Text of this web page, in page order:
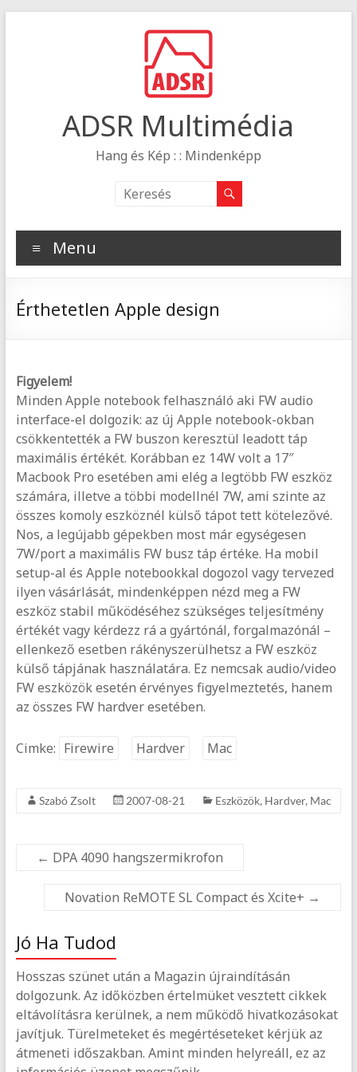
ADSR Multimédia
Hang és Kép : : Mindenképp
Menu
Érthetetlen Apple design
Figyelem!
Minden Apple notebook felhasználó aki FW audio
interface-el dolgozik: az új Apple notebook-okban
csökkentették a FW buszon keresztül leadott táp
maximális értékét. Korábban ez 14W volt a 17″
Macbook Pro esetében ami elég a legtöbb FW eszköz
számára, illetve a többi modellnél 7W, ami szinte az
összes komoly eszköznél külső tápot tett kötelezővé.
Nos, a legújabb gépekben most már egységesen
7W/port a maximális FW busz táp értéke. Ha mobil
setup-al és Apple notebookkal dogozol vagy tervezed
ilyen vásárlását, mindenképpen nézd meg a FW
eszköz stabil működéséhez szükséges teljesítmény
értékét vagy kérdezz rá a gyártónál, forgalmazónál –
ellenkező esetben rákényszerülhetsz a FW eszköz
külső tápjának használatára. Ez nemcsak audio/video
FW eszközök esetén érvényes figyelmeztetés, hanem
az összes FW hardver esetében.
Cimke: Firewire Hardver Mac
Szabó Zsolt 2007-08-21 Eszközök, Hardver, Mac
← DPA 4090 hangszermikrofon
Novation ReMOTE SL Compact és Xcite+ →
Jó Ha Tudod
Hosszas szünet után a Magazin újraindításán
dolgozunk. Az időközben értelmüket vesztett cikkek
eltávolításra kerülnek, a nem működő hivatkozásokat
javítjuk. Türelmeteket és megértéseteket kérjük az
átmeneti időszakban. Amint minden helyreáll, ez az